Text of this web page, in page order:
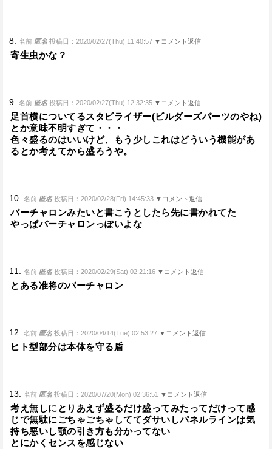
8. 名前:匿名 投稿日：2020/02/27(Thu) 11:40:57 ▼コメント返信
寄生虫かな？
9. 名前:匿名 投稿日：2020/02/27(Thu) 12:32:35 ▼コメント返信
足首横についてるスタビライザー(ビルダーズパーツのやね)
とか意味不明すぎて・・・
色々盛るのはいいけど、もう少しこれはどういう機能があ
るとか考えてから盛ろうや。
10. 名前:匿名 投稿日：2020/02/28(Fri) 14:45:33 ▼コメント返信
バーチャロンみたいと書こうとしたら先に書かれてた
やっぱバーチャロンっぽいよな
11. 名前:匿名 投稿日：2020/02/29(Sat) 02:21:16 ▼コメント返信
とある准将のバーチャロン
12. 名前:匿名 投稿日：2020/04/14(Tue) 02:53:27 ▼コメント返信
ヒト型部分は本体を守る盾
13. 名前:匿名 投稿日：2020/07/20(Mon) 02:36:51 ▼コメント返信
考え無しにとりあえず盛るだけ盛ってみたってだけって感
じで無駄にごちゃごちゃしててダサいしパネルラインは気
持ち悪いし顎の引き方も分かってない
とにかくセンスを感じない